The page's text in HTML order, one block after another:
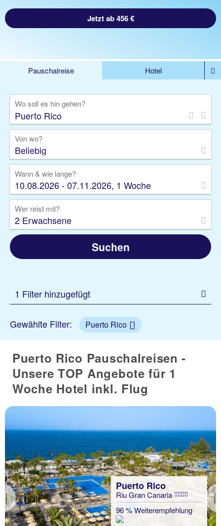
Jetzt ab 456 €
Pauschalreise
Hotel
Rundreise
Kreuzfahrt
Gruppenreise
Camper Privattransfer
Wo soll es hin gehen?
Von wo?
Beliebig
Wann & wie lange?
10.08.2026 - 07.11.2026, 1 Woche
Wer reist mit?
2 Erwachsene
Suchen
1 Filter hinzugefügt
Gewählte Filter: Puerto Rico
Puerto Rico Pauschalreisen -
Unsere TOP Angebote für 1
Woche Hotel inkl. Flug
Previous
Puerto Rico
Riu Gran Canaria
96 % Weiterempfehlung